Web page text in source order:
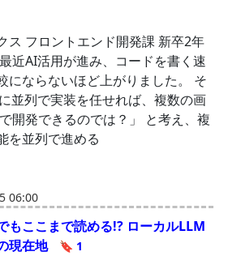
ス フロントエンド開発課 新卒2年
近AI活用が進み、コードを書く速
にならないほど上がりました。 そ
並列で実装を任せれば、複数の画
開発できるのでは？」 と考え、複
を並列で進める
06:00
もここまで読める!? ローカルLLM
現在地
🔖 1